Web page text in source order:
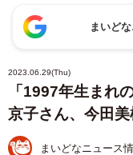
まいど
2023.06.29(Thu)
「1997年生まれ
京子さん、今田
まいどなニュース